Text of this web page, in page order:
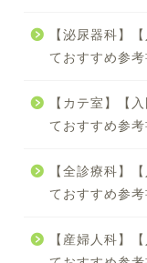
【泌尿器科】
ておすすめ参
【カテ室】【
ておすすめ参
【全診療科】
ておすすめ参
【産婦人科】